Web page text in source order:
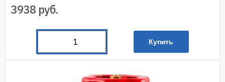
3938 руб.
Купить